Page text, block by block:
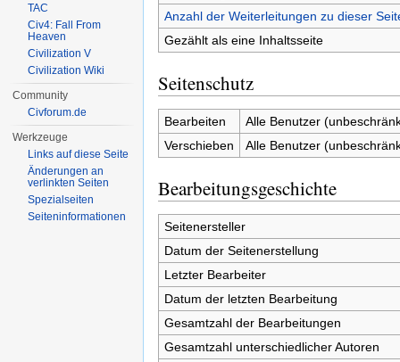
Anzahl der Weiterleitungen zu dieser
Gezählt als eine Inhaltsseite
Seitenschutz
Bearbeiten
Alle Benutzer
Verschieben
Alle Benutzer
Bearbeitungsgeschichte
Seitenersteller
Datum der Seitenerstellung
Letzter Bearbeiter
Datum der letzten Bearbeitung
Gesamtzahl der Bearbeitungen
Gesamtzahl unterschiedlicher Autoren
TAC
Civ4: Fall From
Heaven
Civilization V
Civilization Wiki
Community
Civforum.de
Werkzeuge
Links auf diese Seite
Änderungen an
verlinkten Seiten
Spezialseiten
Seiten­informationen